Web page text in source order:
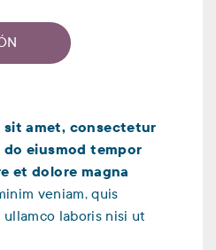
sit amet, consectetur
eiusmod tempor
et dolore magna
veniam, quis
laboris nisi ut